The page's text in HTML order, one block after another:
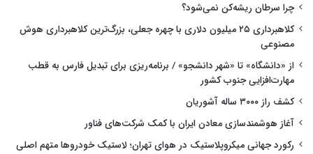
چرا سرطان ریشه‌کن نمی‌شود؟
کلاهبرداری ۲۵ میلیون دلاری با چهره جعلی، بزرگ‌ترین کلاهبرداری هوش
مصنوعی
از «دانشگاه» تا «شهر دانشجو» / برنامه‌ریزی برای تبدیل فارس به قطب
مهارت‌افزایی جنوب کشور
کشف راز ۳۰۰۰ ساله آشوریان
آغاز هوشمندسازی معادن ایران با کمک شرکت‌های فناور
رکورد جهانی میکروپلاستیک در هوای تهران؛ لاستیک خودروها متهم اصلی